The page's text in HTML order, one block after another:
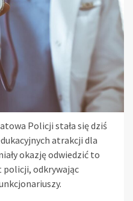
Policji stała się dziś
atrakcji dla
okazję odwiedzić to
policji, odkrywając